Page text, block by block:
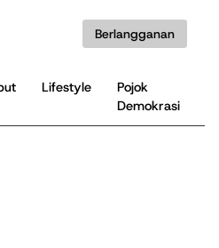
Berlangganan
Lifestyle
Pojok
Demokrasi